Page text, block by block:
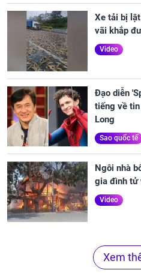
Xe tải bị
vãi khắp
Video
Đạo diễn
tiếng về tin
Long
Sao quốc tế
Ngôi nhà
gia đình tử
Video
Xem